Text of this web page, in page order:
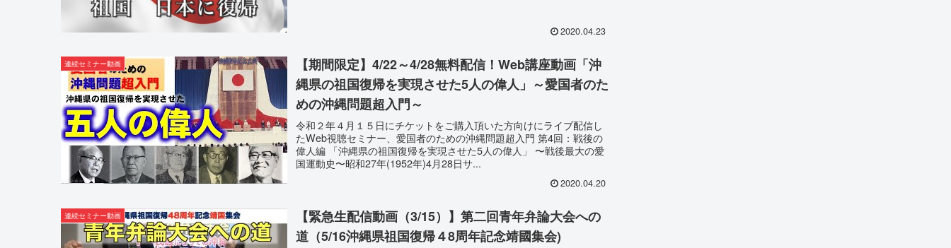
2020.04.23
連続セミナー動画
【期間限定】4/22～4/28無料配信！Web講座動画「沖
縄県の祖国復帰を実現させた5人の偉人」～愛国者のた
めの沖縄問題超入門～
令和２年４月１５日にチケットをご購入頂いた方向けにライブ配信し
たWeb視聴セミナー、愛国者のための沖縄問題超入門 第4回：戦後の
偉人編 「沖縄県の祖国復帰を実現させた5人の偉人」 〜戦後最大の愛
国運動史〜昭和27年(1952年)4月28日サ...
2020.04.20
連続セミナー動画
【緊急生配信動画（3/15）】第二回青年弁論大会への
道（5/16沖縄県祖国復帰４8周年記念靖國集会)